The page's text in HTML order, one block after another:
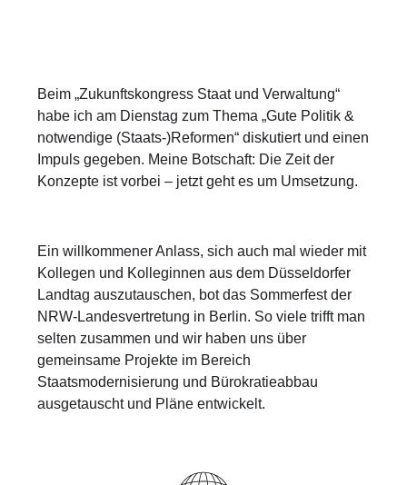
Beim „Zukunftskongress Staat und Verwaltung“
habe ich am Dienstag zum Thema „Gute Politik &
notwendige (Staats-)Reformen“ diskutiert und einen
Impuls gegeben. Meine Botschaft: Die Zeit der
Konzepte ist vorbei – jetzt geht es um Umsetzung.
Ein willkommener Anlass, sich auch mal wieder mit
Kollegen und Kolleginnen aus dem Düsseldorfer
Landtag auszutauschen, bot das Sommerfest der
NRW-Landesvertretung in Berlin. So viele trifft man
selten zusammen und wir haben uns über
gemeinsame Projekte im Bereich
Staatsmodernisierung und Bürokratieabbau
ausgetauscht und Pläne entwickelt.